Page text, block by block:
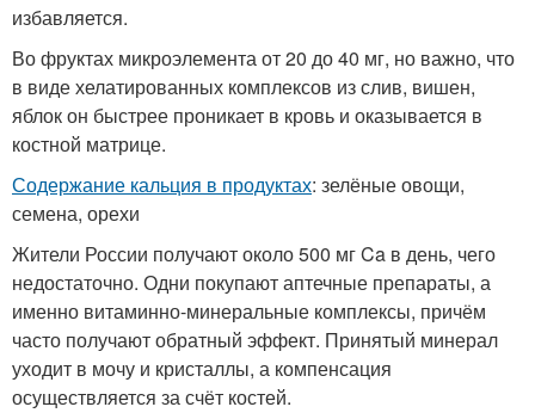
избавляется.
Во фруктах микроэлемента от 20 до 40 мг, но важно, что
в виде хелатированных комплексов из слив, вишен,
яблок он быстрее проникает в кровь и оказывается в
костной матрице.
Содержание кальция в продуктах: зелёные овощи,
семена, орехи
Жители России получают около 500 мг Ca в день, чего
недостаточно. Одни покупают аптечные препараты, а
именно витаминно-минеральные комплексы, причём
часто получают обратный эффект. Принятый минерал
уходит в мочу и кристаллы, а компенсация
осуществляется за счёт костей.